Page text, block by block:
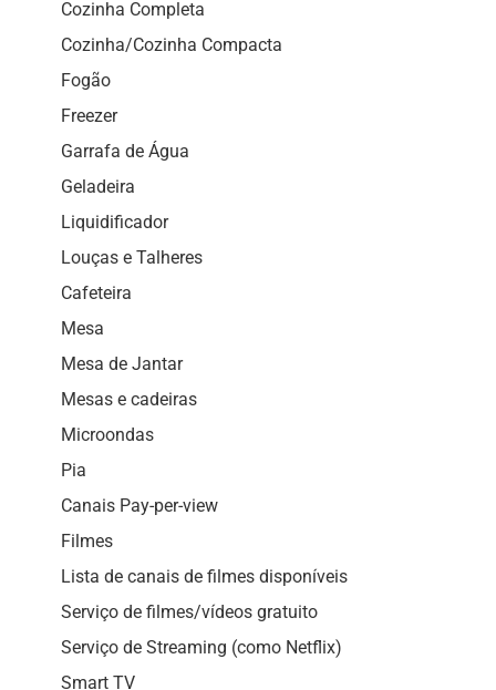
Cozinha Completa
Cozinha/Cozinha Compacta
Fogão
Freezer
Garrafa de Água
Geladeira
Liquidificador
Louças e Talheres
Cafeteira
Mesa
Mesa de Jantar
Mesas e cadeiras
Microondas
Pia
Canais Pay-per-view
Filmes
Lista de canais de filmes disponíveis
Serviço de filmes/vídeos gratuito
Serviço de Streaming (como Netflix)
Smart TV